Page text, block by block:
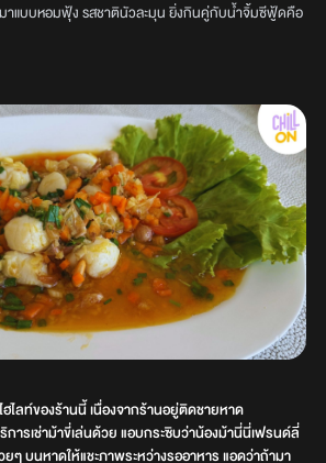
าแบบหอมฟุ้ง รสชาตินัวละมุน ยิ่งกินคู่กับน้ำจิ้มซีฟู้ดคือ
ลท์ของร้านนี้ เนื่องจากร้านอยู่ติดชายหาด
ารเช่าม้าขี่เล่นด้วย แอบกระซิบว่าน้องม้านี่นี่เฟรนด์ลี่
บนหาดให้แชะภาพระหว่างรออาหาร แอดว่าถ้ามา